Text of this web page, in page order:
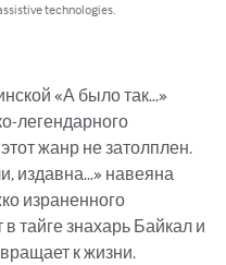
technologies.
«А было так…»
легендарного
жанр не затолплен.
издавна…» навеяна
израненного
тайге знахарь Байкал и
к жизни.